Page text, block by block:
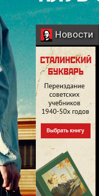
Новости